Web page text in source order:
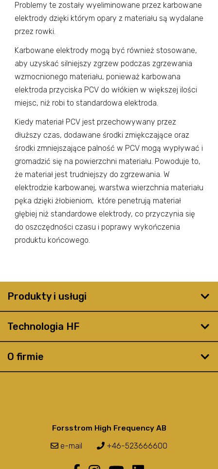
Problemy te zostały wyeliminowane przez karbowane
elektrody dzięki którym opary z materiału są wydalane
przez rowki.
Karbowane elektrody mogą być również stosowane,
aby uzyskać silniejszy zgrzew podczas zgrzewania
wzmocnionego materiału, ponieważ karbowana
elektroda przyciska PCV do włókien w większej ilości
miejsc, niż robi to standardowa elektroda.
Kiedy materiał PCV jest przechowywany przez
dłuższy czas, dodawane środki zmiękczające oraz
środki zmniejszające palność w PCV mogą wypływać i
gromadzić się na powierzchni materiału. Powoduje to,
że materiał jest trudniejszy do zgrzewania. W
elektrodzie karbowanej, warstwa wierzchnia materiału
pęka dzięki żłobieniom, które penetrują materiał
głębiej niż standardowe elektrody, co przyczynia się
do oszczędności czasu i poprawy wykończenia
produktu końcowego.
Produkty i usługi
Technologia HF
O firmie
Forsstrom High Frequency AB
e-mail +46-523666600